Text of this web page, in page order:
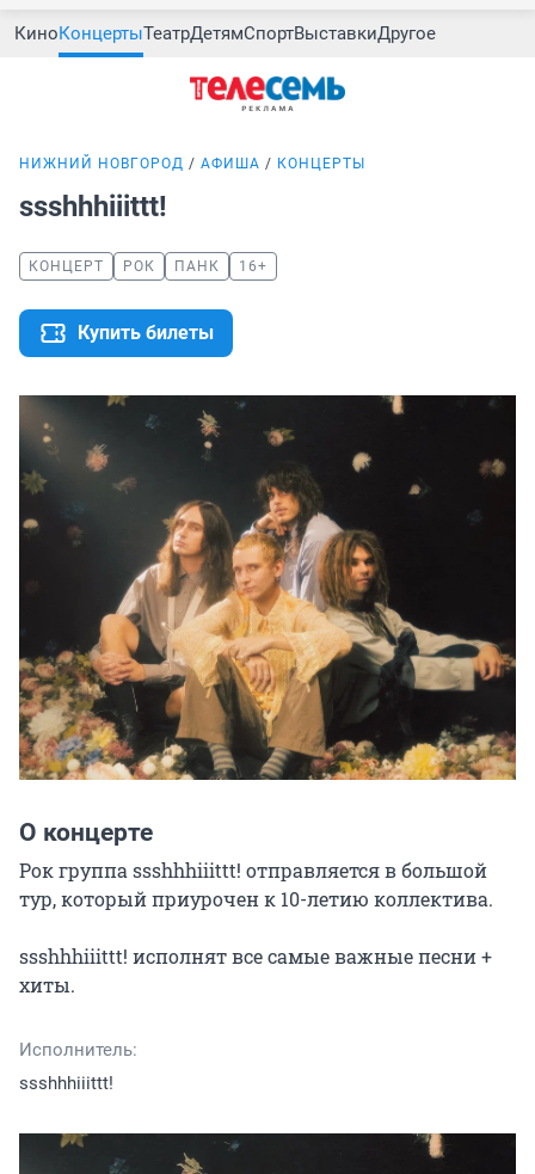
КиноКонцертыТеатрДетямСпортВыставкиДругое
НИЖНИЙ НОВГОРОД АФИША КОНЦЕРТЫ
ssshhhiiittt!
КОНЦЕРТ РОК ПАНК 16+
Купить билеты
О концерте
Рок группа ssshhhiiittt! отправляется в большой
тур, который приурочен к 10-летию коллектива.
ssshhhiiittt! исполнят все самые важные песни +
хиты.
Исполнитель:
ssshhhiiittt!